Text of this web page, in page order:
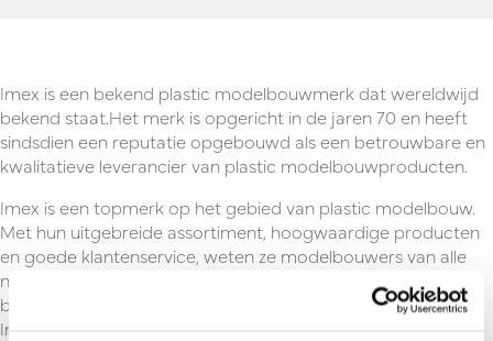
Imex is een bekend plastic modelbouwmerk dat wereldwijd
bekend staat.Het merk is opgericht in de jaren 70 en heeft
sindsdien een reputatie opgebouwd als een betrouwbare en
kwalitatieve leverancier van plastic modelbouwproducten.
Imex is een topmerk op het gebied van plastic modelbouw.
Met hun uitgebreide assortiment, hoogwaardige producten
en goede klantenservice, weten ze modelbouwers van alle
niveaus tevreden te stellen. Als je op zoek bent naar een
betrouwbaar merk voor je volgende modelbouwproject, is
Imex een uitstekende keuze.